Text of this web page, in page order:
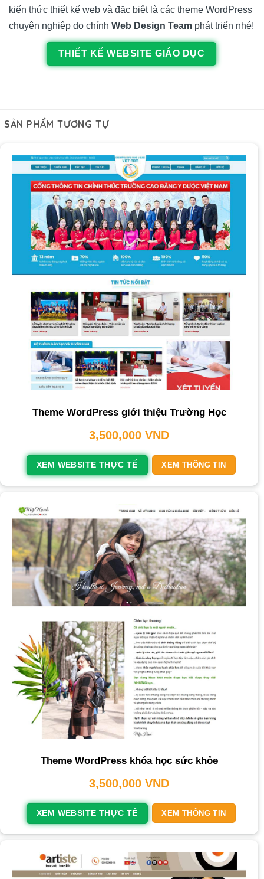
kiến thức thiết kế web và đặc biệt là các theme WordPress
chuyên nghiệp do chính Web Design Team phát triển nhé!
THIẾT KẾ WEBSITE GIÁO DỤC
SẢN PHẨM TƯƠNG TỰ
Theme WordPress giới thiệu Trường Học
3,500,000 VND
XEM WEBSITE THỰC TẾ XEM THÔNG TIN
Theme WordPress khóa học sức khỏe
3,500,000 VND
XEM WEBSITE THỰC TẾ XEM THÔNG TIN